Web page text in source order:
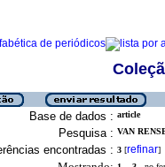
Base de dados : article
Pesquisa : VAN
encontradas : 3 [refinar]